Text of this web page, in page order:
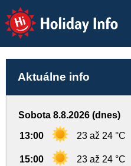
Holiday Info
Aktuálne info
Sobota 8.8.2026 (dnes)
13:00 23 až 24 °C
15:00 23 až 24 °C